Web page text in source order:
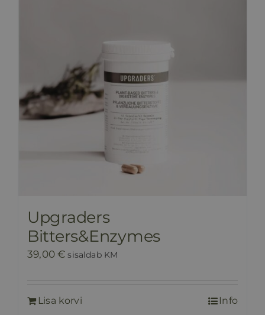
Upgraders
Bitters&Enzymes
39,00€ sisaldab KM
Lisa korvi Info